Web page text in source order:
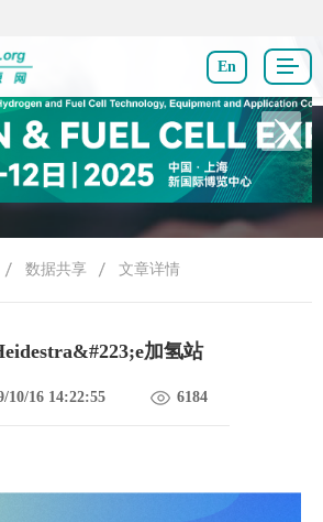
En
数据共享
数据共享 文章详情
加氢站
10/16 14:22:55 6184